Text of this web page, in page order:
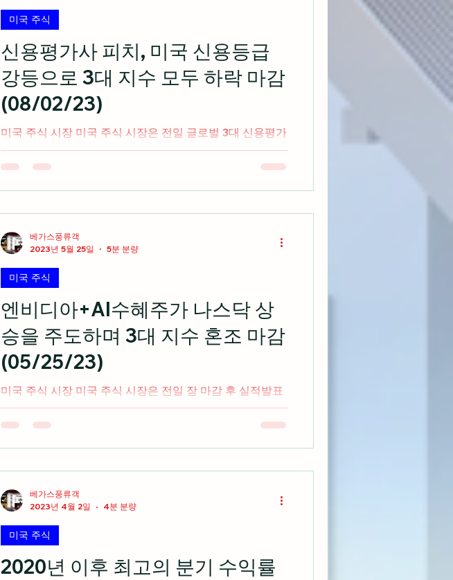
신용평가사 피치, 미국 신용등급
강등으로 3대 지수 모두 하락 마감
(08/02/23)
미국 주식 시장 미국 주식 시장은 전일 글로벌 3대 신용평가
사 중 하나인 피치가 미국 신용등급을 강등하면서 3대 지수
모두 하락세로 마감 출처: cnbc.com 발전기 제조 업체인 제
미국 주식
엔비디아+AI수혜주가 나스닥 상
승을 주도하며 3대 지수 혼조 마감
(05/25/23)
미국 주식 시장 미국 주식 시장은 전일 장 마감 후 실적발표
한 엔비디아가 어닝 서프라이즈를 기록했으며 향후 생성형
인공지능(AI)수요가 지속적으로 증가할 것이라는 전망으로
미국 주식
베가스풍류객
2023년 5월 25일
5분 분량
2020년 이후 최고의 분기 수익률
미국 주식
베가스풍류객
2023년 4월 2일
4분 분량